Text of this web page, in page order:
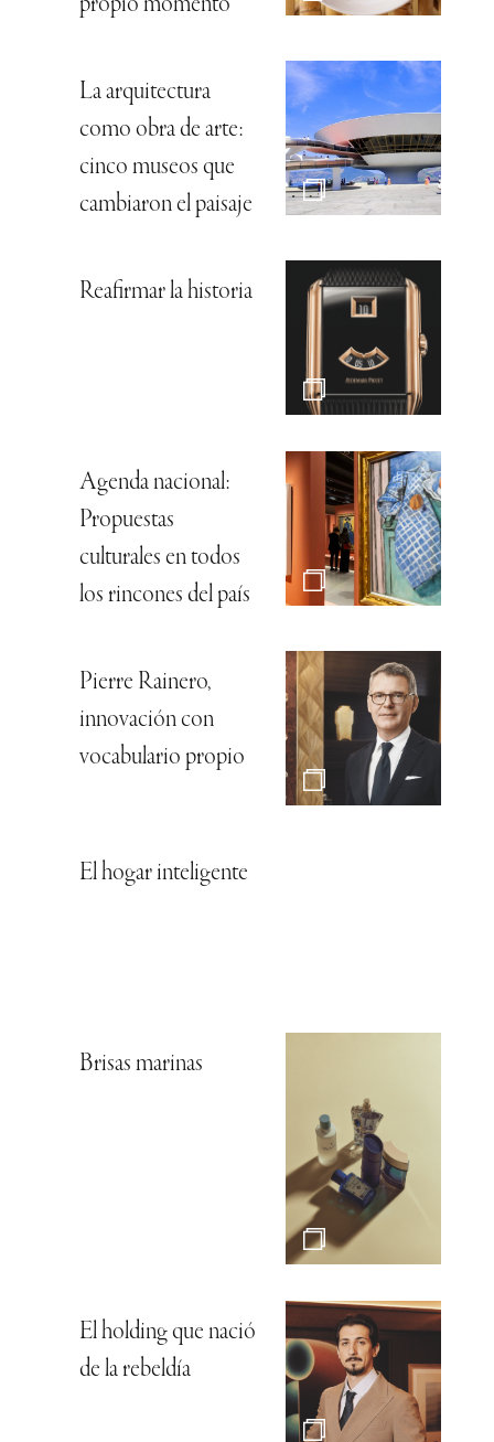
La arquitectura
como obra de arte:
cinco museos que
cambiaron el paisaje
Reafirmar la historia
Agenda nacional:
Propuestas
culturales en todos
los rincones del país
Pierre Rainero,
innovación con
vocabulario propio
El hogar inteligente
Brisas marinas
El holding que nació
de la rebeldía